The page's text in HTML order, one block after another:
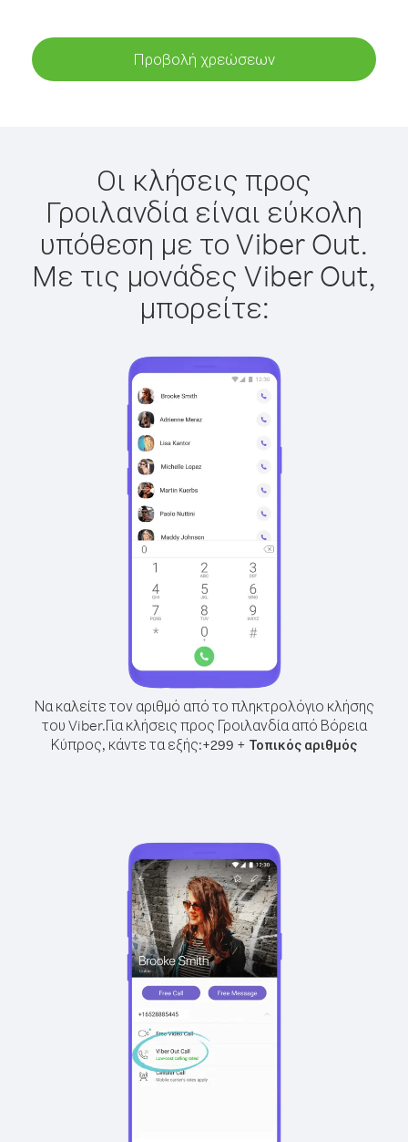
Προβολή χρεώσεων
Οι κλήσεις προς
Γροιλανδία είναι εύκολη
υπόθεση με το Viber Out.
Με τις μονάδες Viber Out,
μπορείτε:
Να καλείτε τον αριθμό από το πληκτρολόγιο κλήσης
του Viber.Για κλήσεις προς Γροιλανδία από Βόρεια
Κύπρος, κάντε τα εξής:+299 + Τοπικός αριθμός